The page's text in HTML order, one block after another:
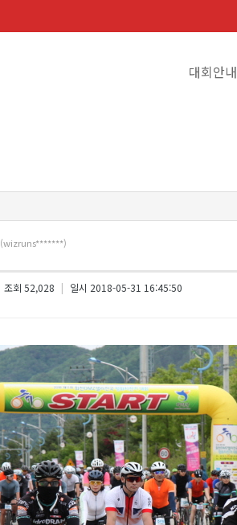
대회안내
(wizruns*******)
조회 52,028 | 일시 2018-05-31 16:45:50